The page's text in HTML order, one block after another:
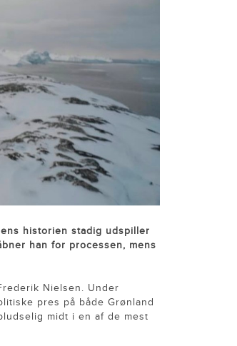
historien stadig udspiller
han for processen, mens
Nielsen. Under
pres på både Grønland
midt i en af de mest